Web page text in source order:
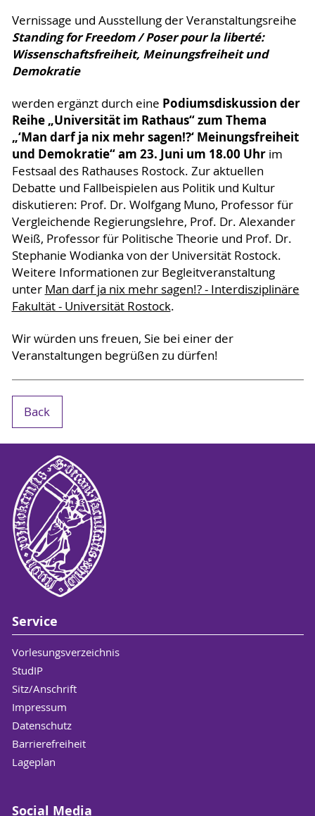
Vernissage und Ausstellung der Veranstaltungsreihe
Standing for Freedom / Poser pour la liberté:
Wissenschaftsfreiheit, Meinungsfreiheit und
Demokratie
werden ergänzt durch eine Podiumsdiskussion der
Reihe „Universität im Rathaus“ zum Thema
„‘Man darf ja nix mehr sagen!?‘ Meinungsfreiheit
und Demokratie“ am 23. Juni um 18.00 Uhr im
Festsaal des Rathauses Rostock. Zur aktuellen
Debatte und Fallbeispielen aus Politik und Kultur
diskutieren: Prof. Dr. Wolfgang Muno, Professor für
Vergleichende Regierungslehre, Prof. Dr. Alexander
Weiß, Professor für Politische Theorie und Prof. Dr.
Stephanie Wodianka von der Universität Rostock.
Weitere Informationen zur Begleitveranstaltung
unter Man darf ja nix mehr sagen!? - Interdisziplinäre
Fakultät - Universität Rostock.
Wir würden uns freuen, Sie bei einer der
Veranstaltungen begrüßen zu dürfen!
Back
Service
Vorlesungsverzeichnis
StudIP
Sitz/Anschrift
Impressum
Datenschutz
Barrierefreiheit
Lageplan
Social Media